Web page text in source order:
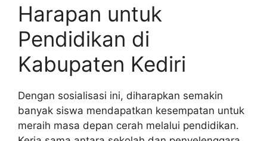
Harapan untuk
Pendidikan di
Kabupaten Kediri
Dengan sosialisasi ini, diharapkan semakin
banyak siswa mendapatkan kesempatan untuk
meraih masa depan cerah melalui pendidikan.